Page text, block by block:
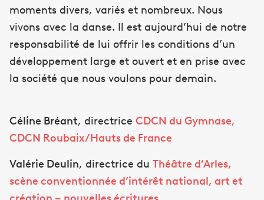
moments divers, variés et nombreux. Nous
vivons avec la danse. Il est aujourd’hui de notre
responsabilité de lui offrir les conditions d’un
développement large et ouvert et en prise avec
la société que nous voulons pour demain.
Céline Bréant, directrice CDCN du Gymnase,
CDCN Roubaix/Hauts de France
Valérie Deulin, directrice du Théâtre d’Arles,
scène conventionnée d’intérêt national, art et